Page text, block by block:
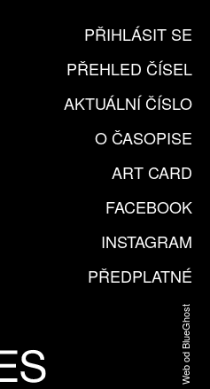
PŘIHLÁSIT SE
PŘEHLED ČÍSEL
AKTUÁLNÍ ČÍSLO
O ČASOPISE
ART CARD
FACEBOOK
INSTAGRAM
PŘEDPLATNÉ
Web od BlueGhost